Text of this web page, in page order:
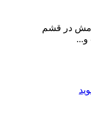
در قشم